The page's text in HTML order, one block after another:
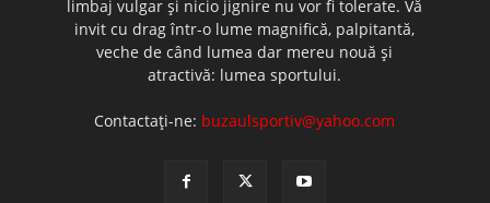
limbaj vulgar şi nicio jignire nu vor fi tolerate. Vă
invit cu drag într-o lume magnifică, palpitantă,
veche de când lumea dar mereu nouă şi
atractivă: lumea sportului.
Contactați-ne: buzaulsportiv@yahoo.com